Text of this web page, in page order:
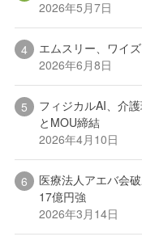
2026年5月7日
エムスリー、ワイ
2026年6月8日
フィジカルAI、介
とMOU締結
2026年4月10日
医療法人アエバ会
17億円強
2026年3月14日